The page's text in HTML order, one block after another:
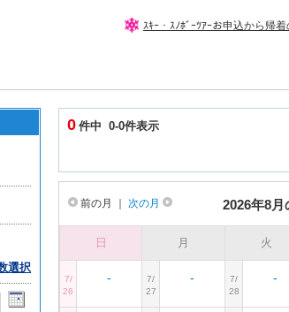
ｽｷｰ・ｽﾉﾎﾞｰﾂｱｰお申込から帰
選択
0 件中 0-0件表示
前の月 次の月 2026年8
日 月 火
7/
26
-
7/
27
-
7/
28
-